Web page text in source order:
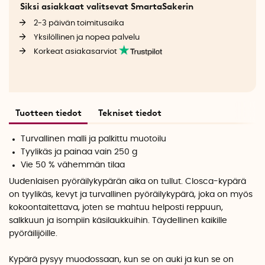
Siksi asiakkaat valitsevat SmartaSakerin
2-3 päivän toimitusaika
Yksilöllinen ja nopea palvelu
Korkeat asiakasarviot
Tuotteen tiedot Tekniset tiedot
Turvallinen malli ja palkittu muotoilu
Tyylikäs ja painaa vain 250 g
Vie 50 % vähemmän tilaa
Uudenlaisen pyöräilykypärän aika on tullut. Closca-kypärä
on tyylikäs, kevyt ja turvallinen pyöräilykypärä, joka on myös
kokoontaitettava, joten se mahtuu helposti reppuun,
salkkuun ja isompiin käsilaukkuihin. Täydellinen kaikille
pyöräilijöille.
Kypärä pysyy muodossaan, kun se on auki ja kun se on